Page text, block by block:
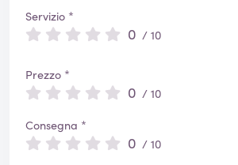
Servizio *
0 / 10
Prezzo *
0 / 10
Consegna *
0 / 10